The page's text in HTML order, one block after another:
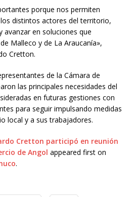
porque nos permiten
distintos actores del territorio,
avanzar en soluciones que
Malleco y de La Araucanía»,
Cretton.
de la Cámara de
las principales necesidades del
en futuras gestiones con
para seguir impulsando medidas
local y a sus trabajadores.
Cretton participó en reunión
de Angol appeared first on
.